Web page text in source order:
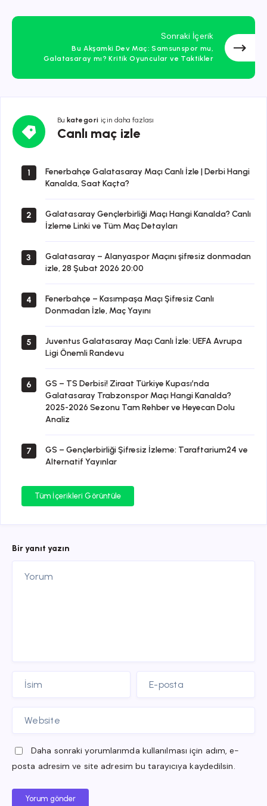
Sonraki İçerik
Bu Akşamki Dev Maç: Samsunspor mu,
Galatasaray mı? Kritik Oyuncular ve Taktikler
Bu kategori için daha fazlası
Canlı maç izle
Canlı
maç
1
Fenerbahçe Galatasaray Maçı Canlı İzle | Derbi Hangi
Kanalda, Saat Kaçta?
2
Galatasaray Gençlerbirliği Maçı Hangi Kanalda? Canlı
İzleme Linki ve Tüm Maç Detayları
3
Galatasaray – Alanyaspor Maçını şifresiz donmadan
izle, 28 Şubat 2026 20:00
4
Fenerbahçe – Kasımpaşa Maçı Şifresiz Canlı
Donmadan İzle, Maç Yayını
5
Juventus Galatasaray Maçı Canlı İzle: UEFA Avrupa
Ligi Önemli Randevu
6
GS – TS Derbisi! Ziraat Türkiye Kupası’nda
Galatasaray Trabzonspor Maçı Hangi Kanalda?
2025-2026 Sezonu Tam Rehber ve Heyecan Dolu
Analiz
7
GS – Gençlerbirliği Şifresiz İzleme: Taraftarium24 ve
Alternatif Yayınlar
Tüm İçerikleri Görüntüle
Bir yanıt yazın
Daha sonraki yorumlarımda kullanılması için adım, e-
posta adresim ve site adresim bu tarayıcıya kaydedilsin.
Yorum gönder